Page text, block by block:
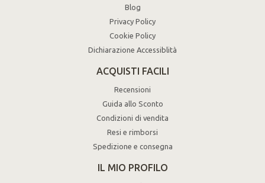
Blog
Privacy Policy
Cookie Policy
Dichiarazione Accessiblità
ACQUISTI FACILI
Recensioni
Guida allo Sconto
Condizioni di vendita
Resi e rimborsi
Spedizione e consegna
IL MIO PROFILO